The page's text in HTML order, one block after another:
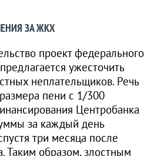
ЗА ЖКХ
проект федерального
ужесточить
неплательщиков. Речь
пени с 1/300
Центробанка
за каждый день
три месяца после
Таким образом, злостным